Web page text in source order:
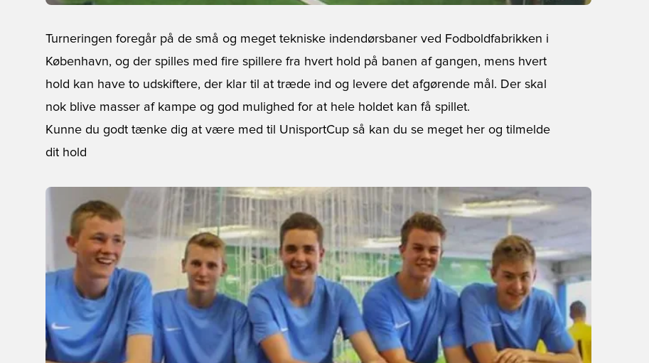
Turneringen foregår på de små og meget tekniske indendørsbaner ved Fodboldfabrikken i
København, og der spilles med fire spillere fra hvert hold på banen af gangen, mens hvert
hold kan have to udskiftere, der klar til at træde ind og levere det afgørende mål. Der skal
nok blive masser af kampe og god mulighed for at hele holdet kan få spillet.
Kunne du godt tænke dig at være med til UnisportCup så kan du se meget her og tilmelde
dit hold